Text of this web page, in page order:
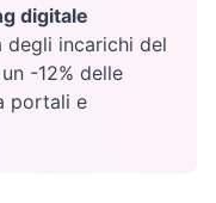
digitale
degli incarichi del
-12% delle
portali e